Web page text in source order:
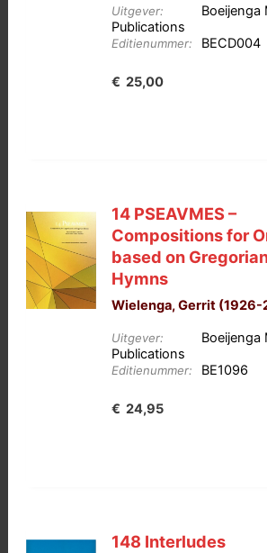
Uitgever:
Boeijenga
Publications
Editienummer: BECD004
€ 25,00
14 PSEAVMES –
Compositions for
based on
Hymns
Wielenga, Gerrit (1926-
Uitgever:
Boeijenga
Publications
Editienummer: BE1096
€ 24,95
148 Interludes